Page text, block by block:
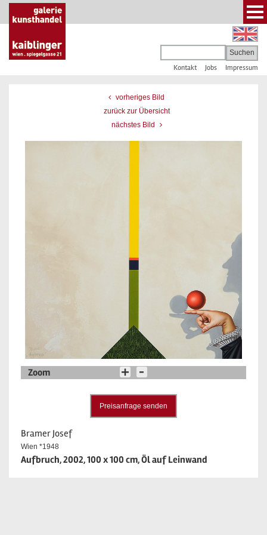
Kontakt Jobs Impressum
vorheriges Bild
zurück zur Übersicht
nächstes Bild
Zoom
Preisanfrage senden
Bramer Josef
Wien *1948
Aufbruch, 2002, 100 x 100 cm, Öl auf Leinwand